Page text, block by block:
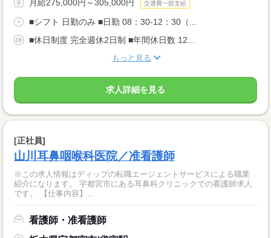
月給275,000円～305,000円 交通費一部支給
■シフト 日勤のみ ■日勤 08：30-12：30（...
■休日制度 完全週休2日制 ■年間休日数 12...
もっと見る
求人詳細を見る
[正社員]
山川耳鼻咽喉科医院／准看護師
※この求人情報はディップの転職エージェントサービスによる職業
紹介になります。 宇都宮市にある耳鼻科クリニックでの看護師求人
です。 【仕事内容】...
看護師・准看護師